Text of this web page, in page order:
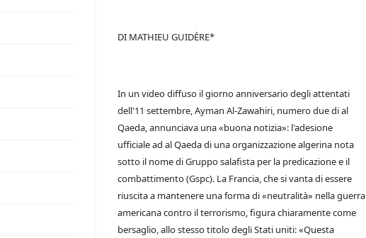
DI MATHIEU GUIDÈRE*
In un video diffuso il giorno anniversario degli attentati
dell'11 settembre, Ayman Al-Zawahiri, numero due di al
Qaeda, annunciava una «buona notizia»: l'adesione
ufficiale ad al Qaeda di una organizzazione algerina nota
sotto il nome di Gruppo salafista per la predicazione e il
combattimento (Gspc). La Francia, che si vanta di essere
riuscita a mantenere una forma di «neutralità» nella guerra
americana contro il terrorismo, figura chiaramente come
bersaglio, allo stesso titolo degli Stati uniti: «Questa